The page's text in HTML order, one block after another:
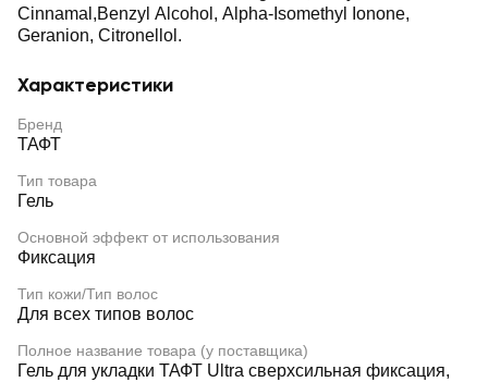
Cinnamal,Benzyl Alcohol, Alpha-Isomethyl Ionone,
Geranion, Citronellol.
Характеристики
Бренд
ТАФТ
Тип товара
Гель
Основной эффект от использования
Фиксация
Тип кожи/Тип волос
Для всех типов волос
Полное название товара (у поставщика)
Гель для укладки ТАФТ Ultra сверхсильная фиксация,